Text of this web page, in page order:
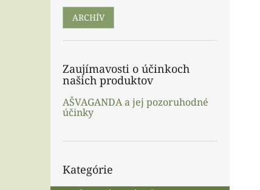
ARCHÍV
Zaujímavosti o účinkoch
našich produktov
AŠVAGANDA a jej pozoruhodné
účinky
kategórie
Kategórie